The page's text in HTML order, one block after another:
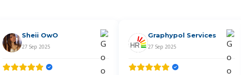
Sheii OwO
27 Sep 2025
Graphypol Services
27 Sep 2025